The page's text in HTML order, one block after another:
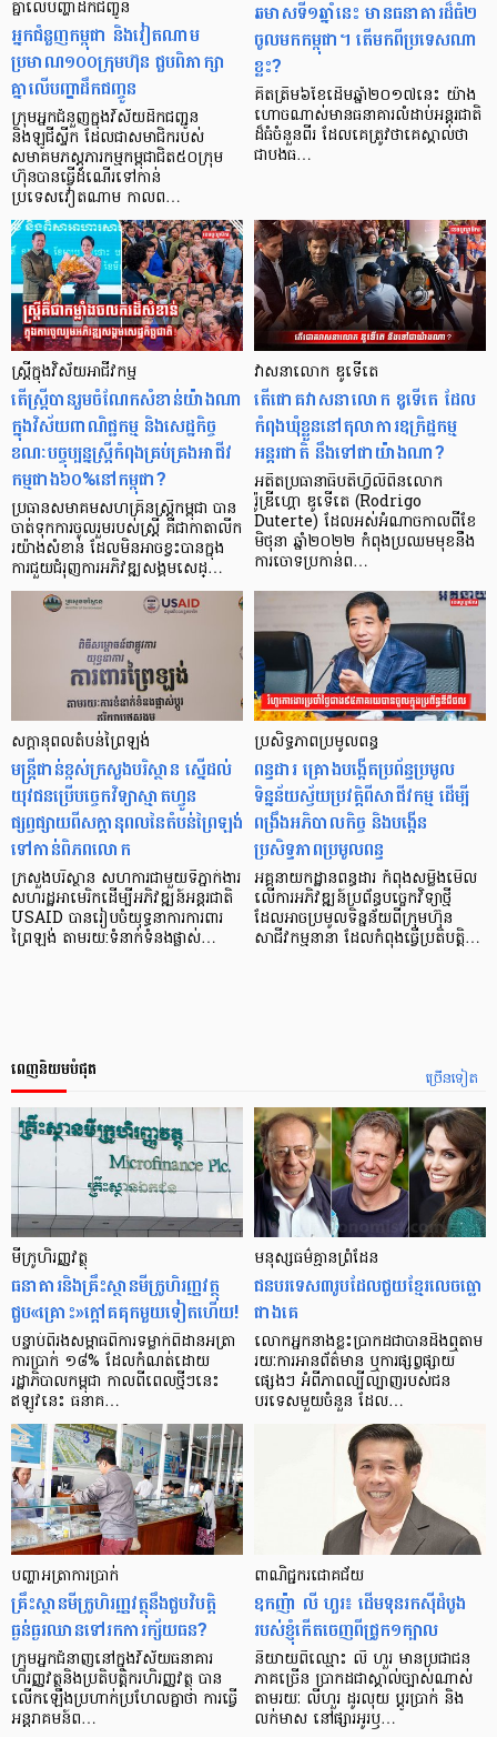
គ្នាលើបញ្ហាដឹកជញ្ចូន
អ្នកជំនួញកម្ពុជា និងវៀតណាម
ប្រមាណ១០០ក្រុមហ៊ុន ជួបពិភាក្សា
គ្នាលើបញ្ហាដឹកជញ្ចូន
ក្រុមអ្នកជំនួញក្នុងវិស័យដឹកជញ្ជូន
និងឡូជីស្ទីក ដែលជាសមាជិករបស់
សមាគមភស្តុភារកម្មកម្ពុជាជិត៥០ក្រុម
ហ៊ុនបានធ្វើដំណើរទៅកាន់
ប្រទេសវៀតណាម កាលព…
ឆមាស​ទី​១​ឆ្នាំនេះ មាន​ធនាគារដ៏​​ធំ​២​​
ចូល​មក​កម្ពុជា។ តើ​​មក​ពី​ប្រទេស​ណា​
ខ្លះ?
គិត​ត្រឹម​៦​ខែ​​ដើម​ឆ្នាំ​២០១៧​នេះ យ៉ាង​
ហោច​ណាស់​មាន​ធនាគារ​លំដាប់​អន្តរជាតិ​
ដ៏​ធំ​ចំនួន​ពីរ ដែល​គេ​ត្រូវ​ថា​គេ​ស្គាល់​ថា
ជា​បង​ធ…
ស្រ្តីក្នុងវិស័យអាជីវកម្ម
តើស្ត្រីបានរួមចំណែកសំខាន់យ៉ាងណា
ក្នុងវិស័យពាណិជ្ជកម្ម និងសេដ្ឋកិច្ច
ខណៈបច្ចុប្បន្នស្ត្រីកំពុងគ្រប់គ្រងអាជីវ
កម្មជាង៦០%នៅកម្ពុជា?
ប្រធានសមាគមសហគ្រិនស្ត្រីកម្ពុជា បាន
ចាត់ទុកការចូលរួមរបស់ស្ត្រី គឺជាកាតាលីក
រយ៉ាងសំខាន់ ដែលមិនអាចខ្វះបានក្នុង
ការជួយជំរុញការអភិវឌ្ឍសង្គមសេដ្…
វាសនាលោក ឌូទើតេ
តើជោគវាសនាលោក ឌូទើតេ ដែល
កំពុងឃុំខ្លួននៅតុលាការឧក្រិដ្ឋកម្ម
អន្តរជាតិ នឹងទៅជាយ៉ាងណា?
អតីតប្រធានាធិបតីហ្វីលីពីនលោក
រ៉ូឌ្រីហ្គោ ឌូទើតេ (Rodrigo
Duterte) ដែលអស់អំណាចកាលពីខែ
មិថុនា ឆ្នាំ២០២២ កំពុងប្រឈមមុខនឹង
ការចោទប្រកាន់ព…
សក្តានុពលតំបន់ព្រៃឡង់
មន្ត្រីជាន់ខ្ពស់ក្រសួងបរិស្ថាន ស្នើដល់
យុវជនប្រើបច្ចេកវិទ្យាស្មាតហ្វូន
ផ្សព្វផ្សាយពីសក្តានុពលនៃតំបន់ព្រៃឡង់
ទៅកាន់ពិភពលោក
ក្រសួងបរិស្ថាន សហការជាមួយទីភ្នាក់ងារ
សហរដ្ឋអាមេរិកដើម្បីអភិវឌ្ឍន៍អន្តរជាតិ
USAID បានរៀបចំយុទ្ធនាការការពារ
ព្រៃឡង់ តាមរយ:ទំនាក់ទំនងផ្លាស់…
ប្រសិទ្ធភាពប្រមូលពន្ធ
ពន្ធដារ គ្រោងបង្កើតប្រព័ន្ធប្រមូល
ទិន្នន័យស្វ័យប្រវត្តិពីសាជីវកម្ម ដើម្បី
ពង្រឹងអភិបាលកិច្ច និងបង្កើន
ប្រសិទ្ធភាពប្រមូលពន្ធ
អគ្គនាយកដ្ឋានពន្ធដារ កំពុងសម្លឹងមើល
លើការអភិវឌ្ឍន៍ប្រព័ន្ធបច្ចេកវិទ្យាថ្មី
ដែលអាចប្រមូលទិន្នន័យពីក្រុមហ៊ុន
សាជីវកម្មនានា ដែលកំពុងធ្វើប្រតិបត្តិ…
ច្រើនទៀត
ពេញនិយមបំផុត
មីក្រូ​ហិរញ្ញវត្ថុ
ធនាគារ​និង​គ្រឹះស្ថាន​មីក្រូ​ហិរញ្ញវត្ថុ​
ជួប«គ្រោះ»ក្តៅ​គគុក​មួយ​ទៀត​ហើយ!
បន្ទាប់​ពី​រង​សម្ពាធ​​ពី​ការ​ទម្លាក់​ពិដាន​អត្រា​
ការ​ប្រាក់ ១៨​% ដែល​កំណត់​ដោយ​
រដ្ឋាភិបាល​កម្ពុជា កាល​ពី​ពេល​ថ្មីៗ​នេះ
ឥឡូវ​នេះ ធនាគ…
មនុស្ស​ធម៌​គ្មាន​ព្រំដែន
ជន​បរទេស​៣​រូប​ដែល​ជួយ​ខ្មែរ​លេច​ធ្លោ​
ជាង​គេ
លោកអ្នក​នាង​ខ្លះ​ប្រាកដ​ជា​បាន​​ដឹង​ឮ​តាម​
រយៈ​ការ​អាន​ព័ត៌មាន ឬ​ការ​ផ្សព្វផ្សាយ​
ផ្សេងៗ អំពី​ភាព​ល្បីល្បាញ​របស់​ជន​
បរទេស​មួយ​ចំនួន ដែល…
បញ្ហា​អត្រា​ការប្រាក់
គ្រឹះស្ថាន​មីក្រូ​ហិរញ្ញវត្ថុ​នឹង​ជួប​វិបត្តិ​
ធ្ងន់ធ្ងរ​ឈាន​ទៅ​រក​ការ​ក្ស័យធន?
ក្រុម​អ្នក​ជំនាញ​នៅ​ក្នុង​វិស័យ​ធនាគារ
ហិរញ្ញវត្ថុ​និង​ប្រតិបត្តិករ​ហិរញ្ញ​វត្ថុ បាន​​
លើក​ឡើង​ប្រហាក់​ប្រហែល​គ្នា​ថា ការ​ធ្វើ​
អន្តរាគមន៍​ព…
ពាណិជ្ជករជោគជ័យ
ឧកញ៉ា លី ហួរ៖ ដើមទុនរកស៊ីដំបូង
របស់ខ្ញុំកើតចេញពីជ្រូក១ក្បាល
និយាយ​ពី​ឈ្មោះ លី ហួរ មាន​ប្រជាជន​
ភាគ​ច្រើន ប្រាកដ​ជា​ស្គាល់​ច្បាស់​ណាស់
តាមរយៈ លីហួរ ដូរ​លុយ ប្តូរ​បា្រក់ និង​
លក់​មាស នៅ​ផ្សារ​អូរ​ឫ…